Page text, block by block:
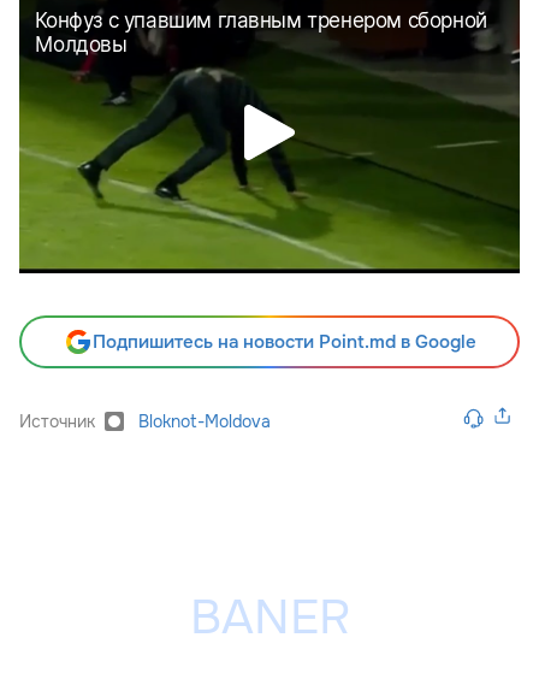
Подпишитесь на новости Point.md в Google
Источник Bloknot-Moldova